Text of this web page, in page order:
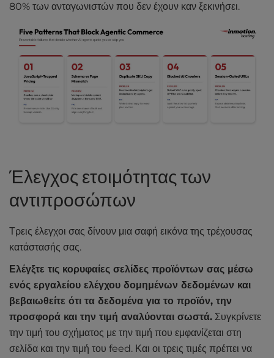
80% των ανταγωνιστών που δεν έχουν καν ξεκινήσει.
Έλεγχος ετοιμότητας των
αντιπροσώπων
Τρεις έλεγχοι σας δίνουν μια σαφή εικόνα της τρέχουσας
κατάστασής σας.
Ελέγξτε τις κορυφαίες σελίδες προϊόντων σας μέσω
ενός εργαλείου ελέγχου δομημένων δεδομένων και
βεβαιωθείτε ότι τα δεδομένα για το προϊόν, την
προσφορά και την τιμή αναλύονται σωστά. Συγκρίνετε
την τιμή του σχήματος με την τιμή που εμφανίζεται στη
σελίδα και την τιμή του feed. Και οι τρεις τιμές πρέπει να